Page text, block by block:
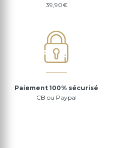
39,90€
Paiement 100% sécurisé
CB ou Paypal